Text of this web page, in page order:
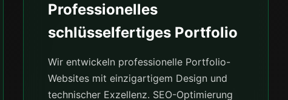
Professionelles
schlüsselfertiges Portfolio
Wir entwickeln professionelle Portfolio-
Websites mit einzigartigem Design und
technischer Exzellenz. SEO-Optimierung